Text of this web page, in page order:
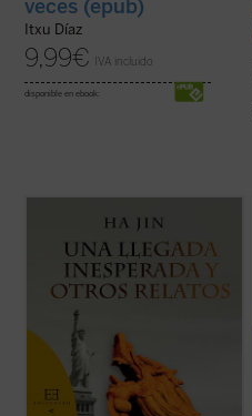
veces (epub)
Itxu Díaz
9,99€ IVA incluido
disponible en ebook:
ofrece por vez primera en español una
selección de trece cuentos de uno de los
más prestigiosos escritores de ficción en
lengua inglesa de nuestros días.
Haciendo gala de un estilo directo, ...(ver